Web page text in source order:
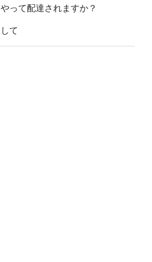
って配達されますか？
て